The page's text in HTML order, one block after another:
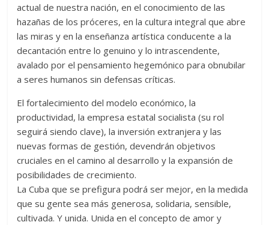
actual de nuestra nación, en el conocimiento de las
hazañas de los próceres, en la cultura integral que abre
las miras y en la enseñanza artística conducente a la
decantación entre lo genuino y lo intrascendente,
avalado por el pensamiento hegemónico para obnubilar
a seres humanos sin defensas críticas.
El fortalecimiento del modelo económico, la
productividad, la empresa estatal socialista (su rol
seguirá siendo clave), la inversión extranjera y las
nuevas formas de gestión, devendrán objetivos
cruciales en el camino al desarrollo y la expansión de
posibilidades de crecimiento.
La Cuba que se prefigura podrá ser mejor, en la medida
que su gente sea más generosa, solidaria, sensible,
cultivada. Y unida. Unida en el concepto de amor y